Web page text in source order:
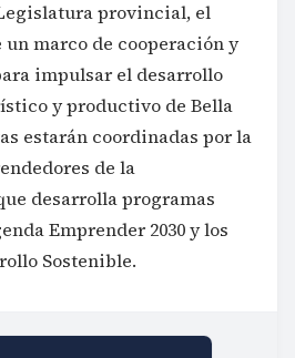
provincial, el
un marco de cooperación y
impulsar el desarrollo
y productivo de Bella
estarán coordinadas por la
de la
desarrolla programas
Emprender 2030 y los
Sostenible.